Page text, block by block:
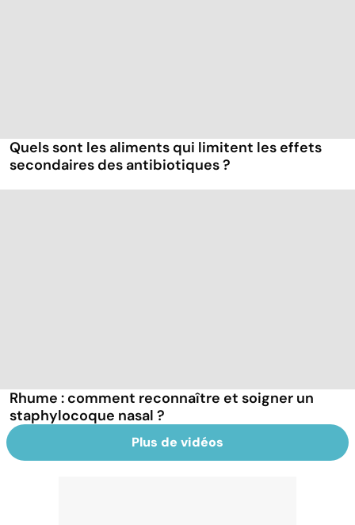
Quels sont les aliments qui limitent les effets
secondaires des antibiotiques ?
Rhume : comment reconnaître et soigner un
staphylocoque nasal ?
Plus de vidéos